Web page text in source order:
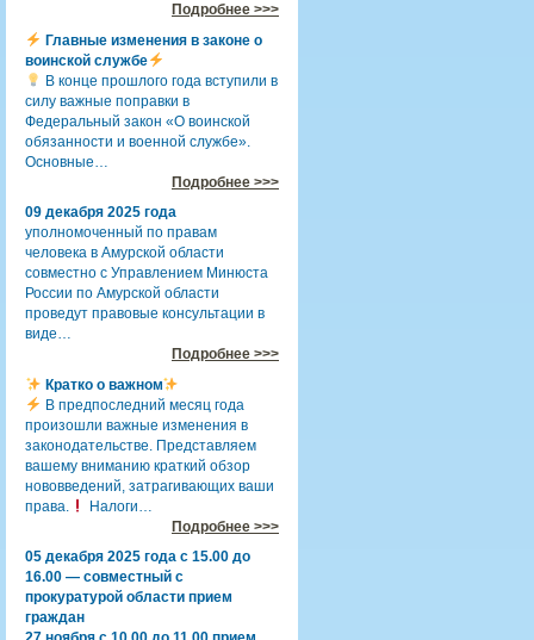
Подробнее >>>
Главные изменения в законе о
воинской службе
В конце прошлого года вступили в
силу важные поправки в
Федеральный закон «О воинской
обязанности и военной службе».
Основные…
Подробнее >>>
09 декабря 2025 года
уполномоченный по правам
человека в Амурской области
совместно с Управлением Минюста
России по Амурской области
проведут правовые консультации в
виде…
Подробнее >>>
Кратко о важном
В предпоследний месяц года
произошли важные изменения в
законодательстве. Представляем
вашему вниманию краткий обзор
нововведений, затрагивающих ваши
права.
Налоги…
Подробнее >>>
05 декабря 2025 года с 15.00 до
16.00 — совместный с
прокуратурой области прием
граждан